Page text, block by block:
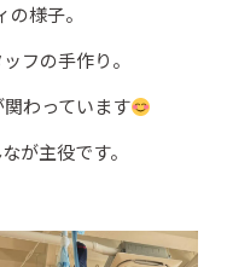
様子。
フの手作り。
わっています
が主役です。